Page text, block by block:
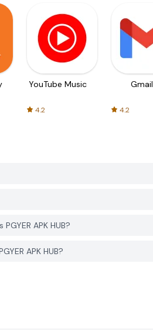
YouTube Music
4.2
Gmail
4.2
APK HUB?
APK HUB?